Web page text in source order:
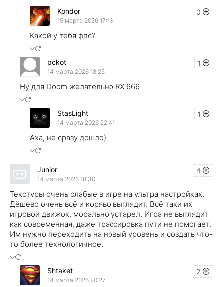
0
Kondor
15 марта 2026 17:13
Какой у тебя фпс?
1
pckot
14 марта 2026 18:25
Ну для Doom желательно RX 666
1
StasLight
14 марта 2026 22:41
Аха, не сразу дошло)
4
Junior
14 марта 2026 18:30
Текстуры очень слабые в игре на ультра настройках.
Дёшево очень всё и коряво выглядит. Всё таки их
игровой движок, морально устарел. Игра не выглядит
как современная, даже трассировка пути не помогает.
Им нужно переходить на новый уровень и создать что-
то более технологичное.
2
Shtaket
14 марта 2026 20:27